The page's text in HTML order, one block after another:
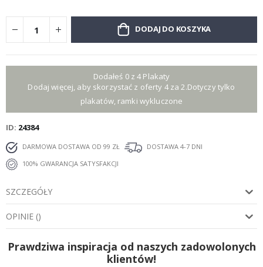
DODAJ DO KOSZYKA
Dodałeś 0 z 4 Plakaty
Dodaj więcej, aby skorzystać z oferty 4 za 2.Dotyczy tylko
plakatów, ramki wykluczone
ID 24384
DARMOWA DOSTAWA OD 99 ZŁ
DOSTAWA 4-7 DNI
100% GWARANCJA SATYSFAKCJI
SZCZEGÓŁY
OPINIE ()
Prawdziwa inspiracja od naszych zadowolonych
klientów!